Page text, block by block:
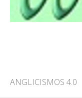
ANGLICISMOS 4.0